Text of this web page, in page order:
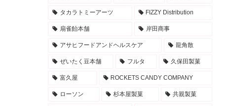
タカラトミーアーツ FIZZY Distribution
扇雀飴本舗 岸田商事
アサヒフードアンドヘルスケア 龍角散
ぜいたく豆本舗 フルタ 久保田製菓
富久屋 ROCKETS CANDY COMPANY
ローソン 杉本屋製菓 共親製菓